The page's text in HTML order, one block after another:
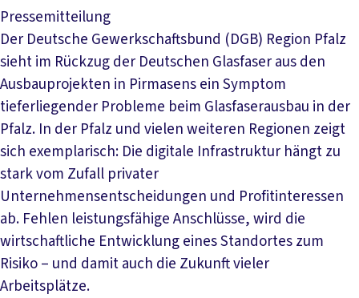
Pressemitteilung
Der Deutsche Gewerkschaftsbund (DGB) Region Pfalz
sieht im Rückzug der Deutschen Glasfaser aus den
Ausbauprojekten in Pirmasens ein Symptom
tieferliegender Probleme beim Glasfaserausbau in der
Pfalz. In der Pfalz und vielen weiteren Regionen zeigt
sich exemplarisch: Die digitale Infrastruktur hängt zu
stark vom Zufall privater
Unternehmensentscheidungen und Profitinteressen
ab. Fehlen leistungsfähige Anschlüsse, wird die
wirtschaftliche Entwicklung eines Standortes zum
Risiko – und damit auch die Zukunft vieler
Arbeitsplätze.